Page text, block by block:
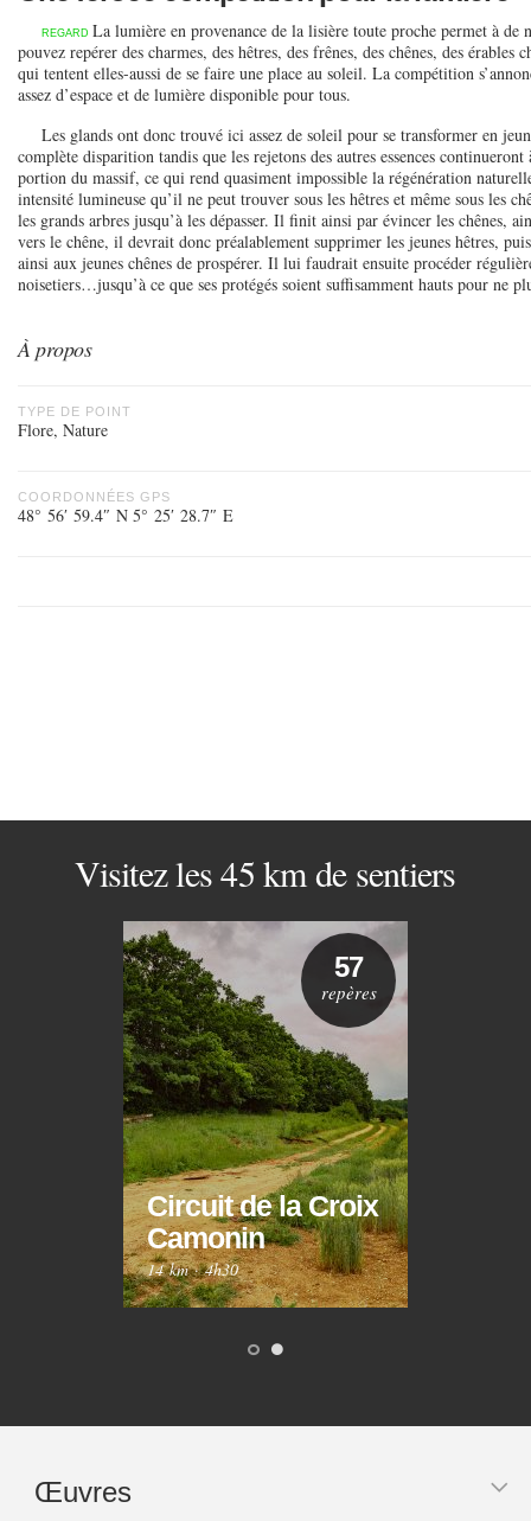
REGARD La lumière en provenance de la lisière toute proche permet à de
pouvez repérer des charmes, des hêtres, des frênes, des chênes, des
qui tentent elles-aussi de se faire une place au soleil. La compétition
assez d’espace et de lumière disponible pour tous.
Les glands ont donc trouvé ici assez de soleil pour se transformer en
complète disparition tandis que les rejetons des autres essences
portion du massif, ce qui rend quasiment impossible la régénération
intensité lumineuse qu’il ne peut trouver sous les hêtres et même sous les
les grands arbres jusqu’à les dépasser. Il finit ainsi par évincer les
vers le chêne, il devrait donc préalablement supprimer les jeunes hêtres,
ainsi aux jeunes chênes de prospérer. Il lui faudrait ensuite procéder
noisetiers…jusqu’à ce que ses protégés soient suffisamment hauts pour ne
À propos
TYPE DE POINT
Flore, Nature
COORDONNÉES GPS
48° 56′ 59.4″ N 5° 25′ 28.7″ E
Visitez les 45 km de sentiers
Circuit de la Croix
Camonin
14 km·4h30
57
repères
Œuvres